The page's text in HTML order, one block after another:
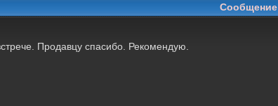
Сообщение
Продавцу спасибо. Рекомендую.